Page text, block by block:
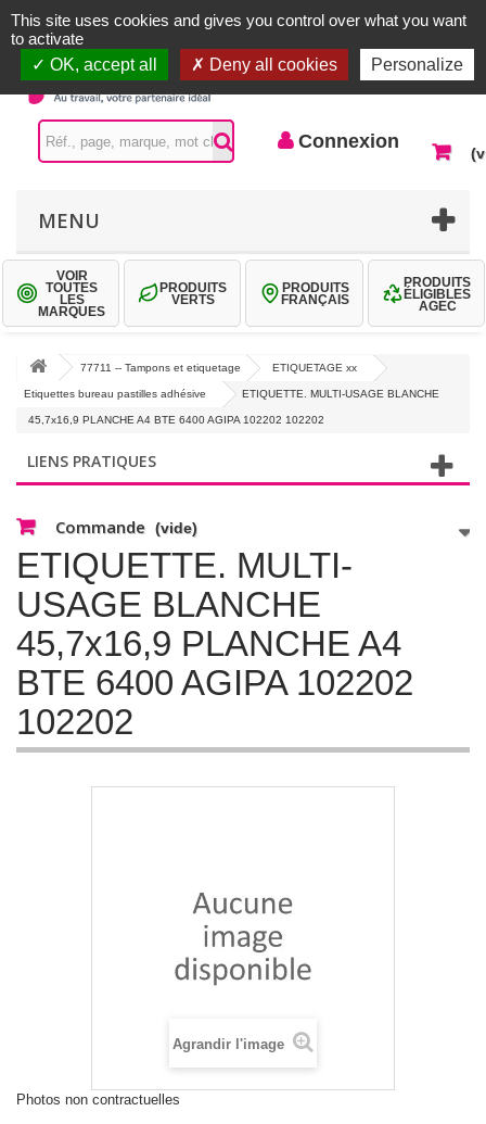
Contactez-nous
Connexion
MENU
VOIR
TOUTES
LES
MARQUES
PRODUITS
VERTS
PRODUITS
FRANÇAIS
PRODUITS
ÉLIGIBLES
AGEC
77711 -- Tampons et etiquetage ETIQUETAGE xx
Etiquettes bureau pastilles adhésive ETIQUETTE. MULTI-USAGE BLANCHE
45,7x16,9 PLANCHE A4 BTE 6400 AGIPA 102202 102202
LIENS PRATIQUES
Commande (vide)
ETIQUETTE. MULTI-
USAGE BLANCHE
45,7x16,9 PLANCHE A4
BTE 6400 AGIPA 102202
102202
Agrandir l'image
Photos non contractuelles
This site uses cookies and gives you control over what you want
to activate
OK, accept all
Deny all cookies Personalize